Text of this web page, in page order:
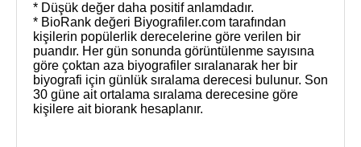
* Düşük değer daha positif anlamdadır.
* BioRank değeri Biyografiler.com tarafından
kişilerin popülerlik derecelerine göre verilen bir
puandır. Her gün sonunda görüntülenme sayısına
göre çoktan aza biyografiler sıralanarak her bir
biyografi için günlük sıralama derecesi bulunur. Son
30 güne ait ortalama sıralama derecesine göre
kişilere ait biorank hesaplanır.